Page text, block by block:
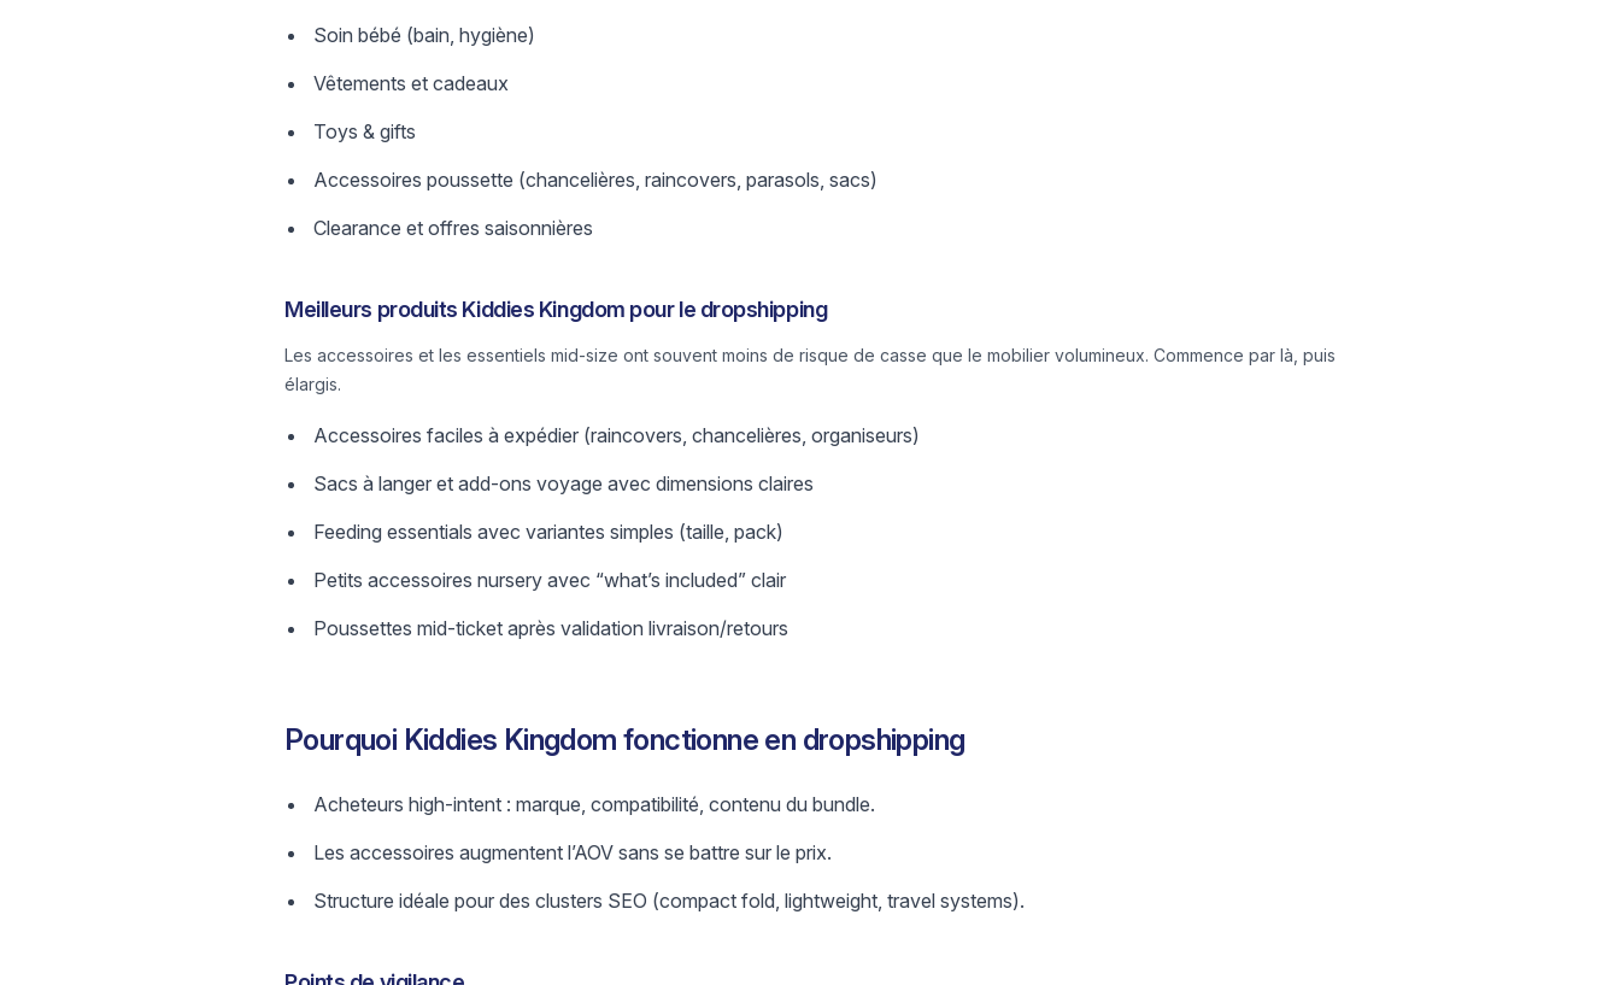
Soin bébé (bain, hygiène)
Vêtements et cadeaux
Toys & gifts
Accessoires poussette (chancelières, raincovers, parasols, sacs)
Clearance et offres saisonnières
Meilleurs produits Kiddies Kingdom pour le dropshipping
Les accessoires et les essentiels mid-size ont souvent moins de risque de casse que le mobilier volumineux. Commence par là, puis
élargis.
Accessoires faciles à expédier (raincovers, chancelières, organiseurs)
Sacs à langer et add-ons voyage avec dimensions claires
Feeding essentials avec variantes simples (taille, pack)
Petits accessoires nursery avec “what’s included” clair
Poussettes mid-ticket après validation livraison/retours
Pourquoi Kiddies Kingdom fonctionne en dropshipping
Acheteurs high-intent : marque, compatibilité, contenu du bundle.
Les accessoires augmentent l’AOV sans se battre sur le prix.
Structure idéale pour des clusters SEO (compact fold, lightweight, travel systems).